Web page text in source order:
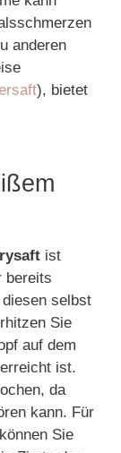
anderen
), bietet
ist
bereits
selbst
Sie
auf dem
ist.
da
kann. Für
Sie